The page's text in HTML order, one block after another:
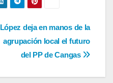
López deja en manos de la
agrupación local el futuro
del PP de Cangas